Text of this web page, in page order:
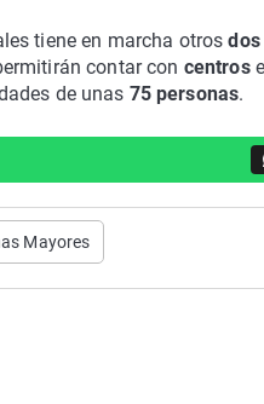
tiene en marcha otros
contar con centros
de unas 75 personas.
Mayores